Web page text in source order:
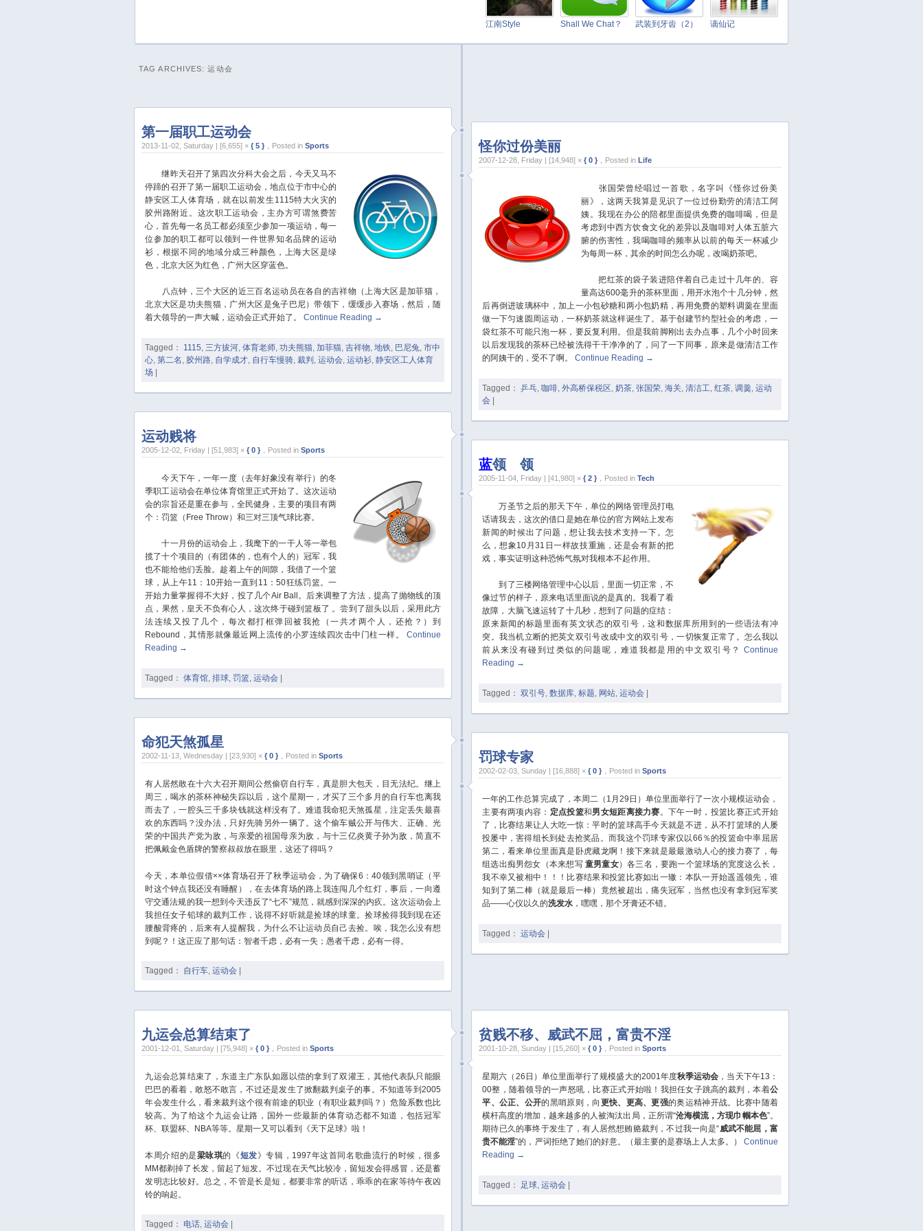
江南Style Shall We Chat？ 武装到牙齿（2） 谪仙记
TAG ARCHIVES:运动会
第一届职工运动会
2013-11-02, Saturday | [6,655] × { 5 } ，Posted in Sports
继昨天召开了第四次分科大会之后，今天又马不
停蹄的召开了第一届职工运动会，地点位于市中心的
静安区工人体育场，就在以前发生1115特大火灾的
胶州路附近。这次职工运动会，主办方可谓煞费苦
心，首先每一名员工都必须至少参加一项运动，每一
位参加的职工都可以领到一件世界知名品牌的运动
衫，根据不同的地域分成三种颜色，上海大区是绿
色，北京大区为红色，广州大区穿蓝色。
八点钟，三个大区的近三百名运动员在各自的吉祥物（上海大区是加菲猫，
北京大区是功夫熊猫，广州大区是兔子巴尼）带领下，缓缓步入赛场，然后，随
着大领导的一声大喊，运动会正式开始了。
Continue Reading →
Tagged： 1115, 三方拔河, 体育老师, 功夫熊猫, 加菲猫, 吉祥物, 地铁, 巴尼兔, 市中
心, 第二名 , 胶州路, 自学成才, 自行车慢骑, 裁判, 运动会, 运动衫, 静安区工人体育
场 |
怪你过份美丽
2007-12-28, Friday | [14,948] × { 0 } ，Posted in Life
张国荣曾经唱过一首歌，名字叫《怪你过份美
丽》，这两天我算是见识了一位过份勤劳的清洁工阿
姨。我现在办公的陪都里面提供免费的咖啡喝，但是
考虑到中西方饮食文化的差异以及咖啡对人体五脏六
腑的伤害性，我喝咖啡的频率从以前的每天一杯减少
为每周一杯，其余的时间怎么办呢，改喝奶茶吧。
把红茶的袋子装进陪伴着自己走过十几年的、容
量高达600毫升的茶杯里面，用开水泡个十几分钟，然
后再倒进玻璃杯中，加上一小包砂糖和两小包奶精，再用免费的塑料调羹在里面
做一下匀速圆周运动，一杯奶茶就这样诞生了。基于创建节约型社会的考虑，一
袋红茶不可能只泡一杯，要反复利用。但是我前脚刚出去办点事，几个小时回来
以后发现我的茶杯已经被洗得干干净净的了，问了一下同事，原来是做清洁工作
的阿姨干的，受不了啊。
Continue Reading →
Tagged： 乒乓, 咖啡, 外高桥保税区, 奶茶, 张国荣, 海关, 清洁工, 红茶, 调羹, 运动
会 |
运动贱将
2005-12-02, Friday | [51,983] × { 0 } ，Posted in Sports
今天下午，一年一度（去年好象没有举行）的冬
季职工运动会在单位体育馆里正式开始了。这次运动
会的宗旨还是重在参与，全民健身，主要的项目有两
个：罚篮（Free Throw）和三对三顶气球比赛。
十一月份的运动会上，我麾下的一干人等一举包
揽了十个项目的（有团体的，也有个人的）冠军，我
也不能给他们丢脸。趁着上午的间隙，我借了一个篮
球，从上午11：10开始一直到11：50狂练罚篮。一
开始力量掌握得不大好，投了几个Air Ball。后来调整了方法，提高了抛物线的顶
点，果然，皇天不负有心人，这次终于碰到篮板了 。尝到了甜头以后，采用此方
法连续又投了几个，每次都打框弹回被我抢（一共才两个人，还抢？）到
Rebound，其情形就像最近网上流传的小罗连续四次击中门柱一样。
Continue
Reading →
Tagged： 体育馆, 排球, 罚篮, 运动会
蓝领 领
2005-11-04, Friday | [41,980] × { 2 } ，Posted in Tech
万圣节之后的那天下午，单位的网络管理员打电
话请我去，这次的借口是她在单位的官方网站上发布
新闻的时候出了问题，想让我去技术支持一下。怎
么，想象10月31日一样故技重施，还是会有新的把
戏，事实证明这种恐怖气氛对我根本不起作用。
到了三楼网络管理中心以后，里面一切正常，不
像过节的样子，原来电话里面说的是真的。我看了看
故障，大脑飞速运转了十几秒，想到了问题的症结：
原来新闻的标题里面有英文状态的双引号，这和数据库所用到的一些语法有冲
突。我当机立断的把英文双引号改成中文的双引号，一切恢复正常了。怎么我以
前从来没有碰到过类似的问题呢，难道我都是用的中文双引号？
Continue
Reading →
Tagged： 双引号, 数据库, 标题, 网站, 运动会
命犯天煞孤星
2002-11-13, Wednesday | [23,930] × { 0 } ，Posted in Sports
有人居然敢在十六大召开期间公然偷窃自行车，真是胆大包天，目无法纪。继上
周三，喝水的茶杯神秘失踪以后，这个星期一，才买了三个多月的自行车也离我
而去了，一腔头三千多块钱就这样没有了。难道我命犯天煞孤星，注定丢失最喜
欢的东西吗？没办法，只好先骑另外一辆了。这个偷车贼公开与伟大、正确、光
荣的中国共产党为敌，与亲爱的祖国母亲为敌，与十三亿炎黄子孙为敌，简直不
把佩戴金色盾牌的警察叔叔放在眼里，这还了得吗？
今天，本单位假借××体育场召开了秋季运动会，为了确保6：40领到黑哨证（平
时这个钟点我还没有睡醒），在去体育场的路上我连闯几个红灯，事后，一向遵
守交通法规的我一想到今天违反了“七不”规范，就感到深深的内疚。这次运动会上
我担任女子铅球的裁判工作，说得不好听就是捡球的球童。捡球捡得我到现在还
腰酸背疼的，后来有人提醒我，为什么不让运动员自己去捡。唉，我怎么没有想
到呢？！这正应了那句话：智者千虑，必有一失；愚者千虑，必有一得。
Tagged： 自行车, 运动会
罚球专家
2002-02-03, Sunday | [16,888] × { 0 } ，Posted in Sports
一年的工作总算完成了，本周二（1月29日）单位里面举行了一次小规模运动会，
主要有两项内容： 定点投篮和男女短距离接力赛。下午一时，投篮比赛正式开始
了，比赛结果让人大吃一惊：平时的篮球高手今天就是不进，从不打篮球的人屡
投屡中，害得组长到处去抢奖品。而我这个罚球专家仅以66％的投篮命中率屈居
第二，看来单位里面真是卧虎藏龙啊！接下来就是最最激动人心的接力赛了，每
组选出痴男怨女（本来想写童男童女）各三名，要跑一个篮球场的宽度这么长，
我不幸又被相中！！！比赛结果和投篮比赛如出一辙：本队一开始遥遥领先，谁
知到了第二棒（就是最后一棒）竟然被超出，痛失冠军，当然也没有拿到冠军奖
品——心仪以久的洗发水 ，嘿嘿，那个牙膏还不错。
Tagged： 运动会 |
九运会总算结束了
2001-12-01, Saturday | [75,948] × { 0 } ，Posted in Sports
九运会总算结束了，东道主广东队如愿以偿的拿到了双灌王，其他代表队只能眼
巴巴的看着，敢怒不敢言，不过还是发生了掀翻裁判桌子的事。不知道等到2005
年会发生什么，看来裁判这个很有前途的职业（有职业裁判吗？）危险系数也比
较高。为了给这个九运会让路，国外一些最新的体育动态都不知道，包括冠军
杯、联盟杯、NBA等等。星期一又可以看到《天下足球》啦！
本周介绍的是梁咏琪的《短发》专辑，1997年这首同名歌曲流行的时候，很多
MM都剃掉了长发，留起了短发。不过现在天气比较冷，留短发会得感冒，还是蓄
发明志比较好。总之，不管是长是短，都要非常的听话，乖乖的在家等待午夜凶
铃的响起。
Tagged： 电话, 运动会
贫贱不移、威武不屈，富贵不淫
2001-10-28, Sunday | [15,260] × { 0 } ，Posted in Sports
星期六（26日）单位里面举行了规模盛大的2001年度秋季运动会 ，当天下午13：
00整，随着领导的一声怒吼，比赛正式开始啦！我担任女子跳高的裁判，本着公
平、公正、公开的黑哨原则，向 更快、更高、更强的奥运精神开战。比赛中随着
横杆高度的增加，越来越多的人被淘汰出局，正所谓“沧海横流，方现巾帼本色”。
期待已久的事终于发生了，有人居然想贿赂裁判，不过我一向是“威武不能屈，富
贵不能淫”的，严词拒绝了她们的好意。（最主要的是赛场上人太多。）
Continue
Reading →
Tagged： 足球 运动会 |